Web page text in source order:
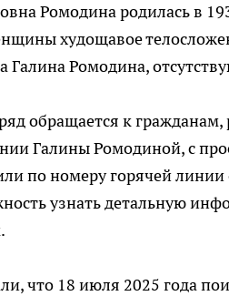
Ромодина родилась в
худощавое
Галина Ромодина,
обращается к
Галины Ромодиной, с
по номеру горячей
узнать детальную
что 18 июля 2025 года